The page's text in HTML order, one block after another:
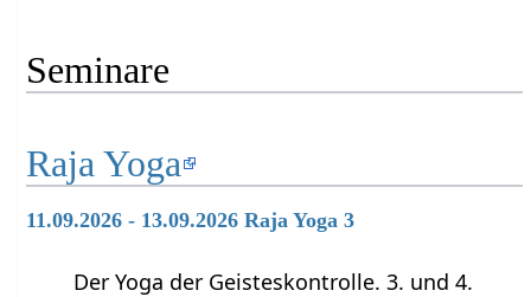
Seminare
Raja Yoga
11.09.2026 - 13.09.2026 Raja Yoga 3
Der Yoga der Geisteskontrolle. 3. und 4.